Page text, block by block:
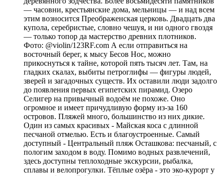
— часовни, крестьянские дома, мельницы — и над всем
этим возносится Преображенская церковь. Двадцать два
купола, серебристые, словно чешуя, и ни одного гвоздя
— только топор да мастерство древних плотников.
Фото: @violin/123RF.com А если отправиться на
восточный берег, к мысу Бесов Нос, можно
прикоснуться к тайне, которой пять тысяч лет. Там, на
гладких скалах, выбиты петроглифы — фигуры людей,
зверей и загадочных существ. Их оставили люди задолго
до появления первых египетских пирамид. Озеро
Селигер на привычный водоём не похоже. Оно
огромное и имеет причудливую форму из-за 160
островов. Пляжей много, большинство из них дикие.
Один из самых красивых - Майская коса с длинной
песчаной отмелью. Есть и благоустроенные. Самый
доступный - Центральный пляж Осташкова: песчаный, с
пологим заходом в воду. Помимо водных развлечений,
здесь доступны теплоходные экскурсии, рыбалка,
сплавы и велопрогулки. Тёплые озёра - это эко-курорт у